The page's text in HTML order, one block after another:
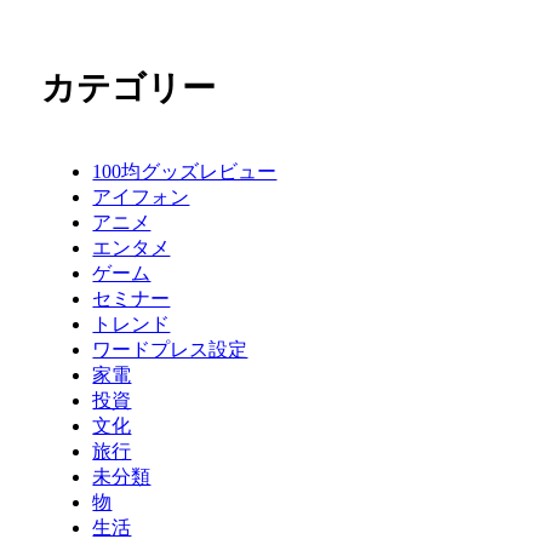
カテゴリー
100均グッズレビュー
アイフォン
アニメ
エンタメ
ゲーム
セミナー
トレンド
ワードプレス設定
家電
投資
文化
旅行
未分類
物
生活